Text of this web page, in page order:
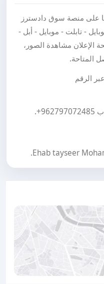
13 برو ايفون ٢٥٦ جبجا على منصة سوق دادسترز
- تابلت - موبايل - أبل -
الإعلان مشاهدة الصور،
المتاحة.
الرقم
+962797072485
.